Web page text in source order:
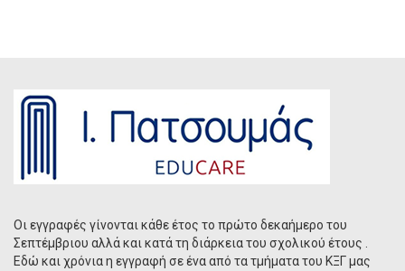
Οι εγγραφές γίνονται κάθε έτος το πρώτο δεκαήμερο του
Σεπτέμβριου αλλά και κατά τη διάρκεια του σχολικού έτους .
Εδώ και χρόνια η εγγραφή σε ένα από τα τμήματα του ΚΞΓ μας